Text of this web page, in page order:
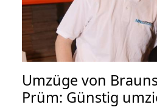
Umzüge von
Prüm: Günstig